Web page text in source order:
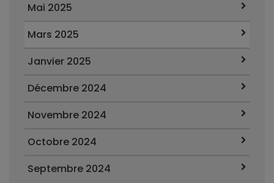
Mai 2025
Mars 2025
Janvier 2025
Décembre 2024
Novembre 2024
Octobre 2024
Septembre 2024